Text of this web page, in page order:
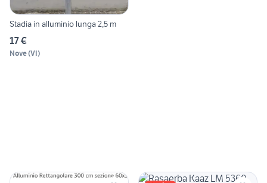
Stadia in alluminio lunga 2,5 m
17 €
Nove(VI)